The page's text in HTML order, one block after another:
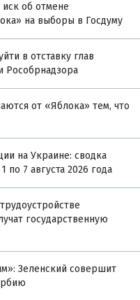
об отмене
на выборы в Госдуму
в отставку глав
Рособрнадзора
от «Яблока» тем, что
на Украине: сводка
7 августа 2026 года
государственную
Зеленский совершит